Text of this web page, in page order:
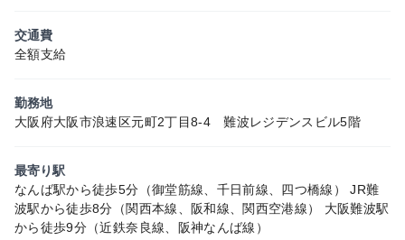
交通費
全額支給
勤務地
大阪府大阪市浪速区元町2丁目8-4 難波レジデンスビル5階
最寄り駅
なんば駅から徒歩5分（御堂筋線、千日前線、四つ橋線） JR難
波駅から徒歩8分（関西本線、阪和線、関西空港線） 大阪難波駅
から徒歩9分（近鉄奈良線、阪神なんば線）